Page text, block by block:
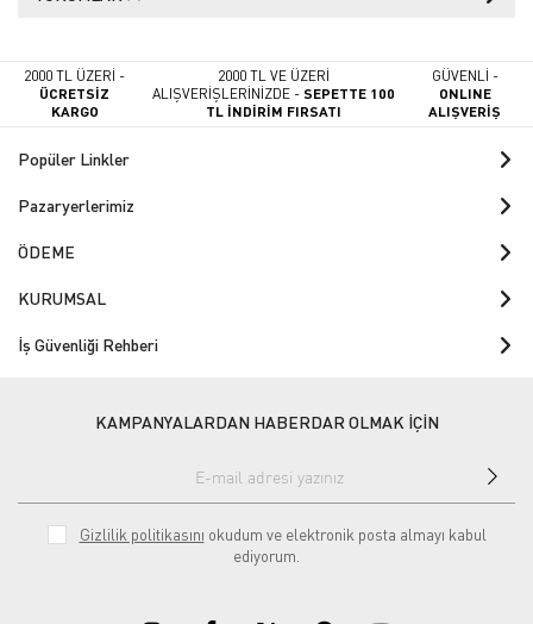
2000 TL ÜZERİ -
ÜCRETSİZ
KARGO
2000 TL VE ÜZERİ
ALIŞVERİŞLERİNİZDE -SEPETTE 100
TL İNDİRİM FIRSATI
GÜVENLİ -
ONLINE
ALIŞVERİŞ
Popüler Linkler
Pazaryerlerimiz
ÖDEME
KURUMSAL
İş Güvenliği Rehberi
KAMPANYALARDAN HABERDAR OLMAK İÇİN
Gizlilik politikasını okudum ve elektronik posta almayı kabul
ediyorum.